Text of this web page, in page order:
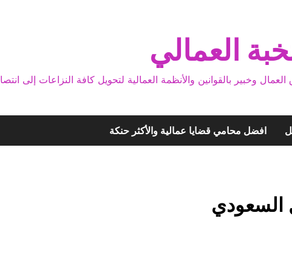
العمالي
وخبير بالقوانين والأنظمة العمالية لتحويل كافة النزاعات إلى
افضل محامي قضايا عمالية والأكثر حنكة
السعودي